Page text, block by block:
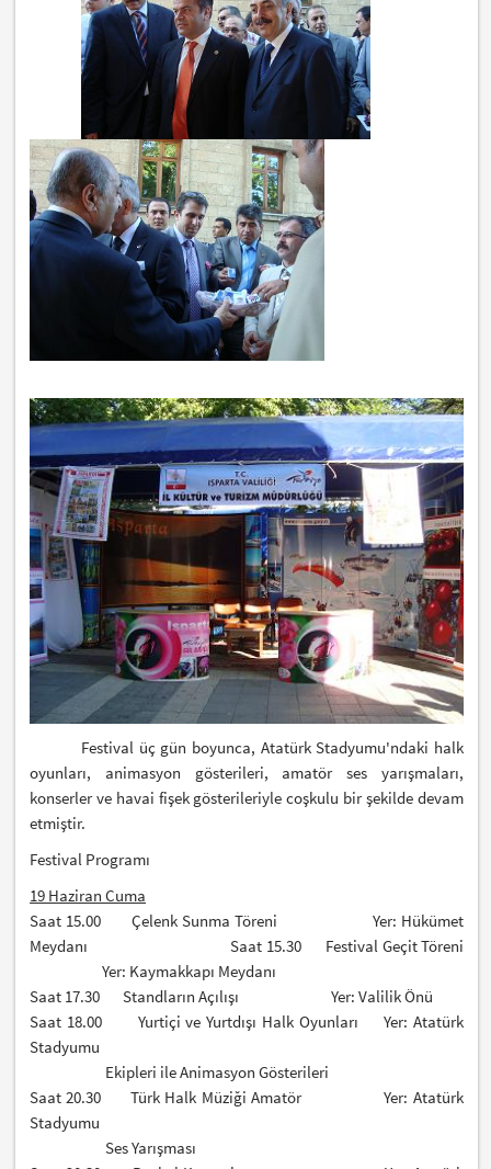
Festival üç gün boyunca, Atatürk Stadyumu'ndaki halk
oyunları, animasyon gösterileri, amatör ses yarışmaları,
konserler ve havai fişek gösterileriyle coşkulu bir şekilde devam
etmiştir.
Festival Programı
19 Haziran Cuma
Saat 15.00 Çelenk Sunma Töreni Yer: Hükümet
MeydanıSaat 15.30 Festival Geçit Töreni
Yer: Kaymakkapı Meydanı
Saat 17.30 Standların Açılışı Yer: Valilik Önü
Saat 18.00 Yurtiçi ve Yurtdışı Halk Oyunları Yer: Atatürk
Stadyumu
Ekipleri ile Animasyon Gösterileri
Saat 20.30 Türk Halk Müziği Amatör Yer: Atatürk
Stadyumu
Ses Yarışması